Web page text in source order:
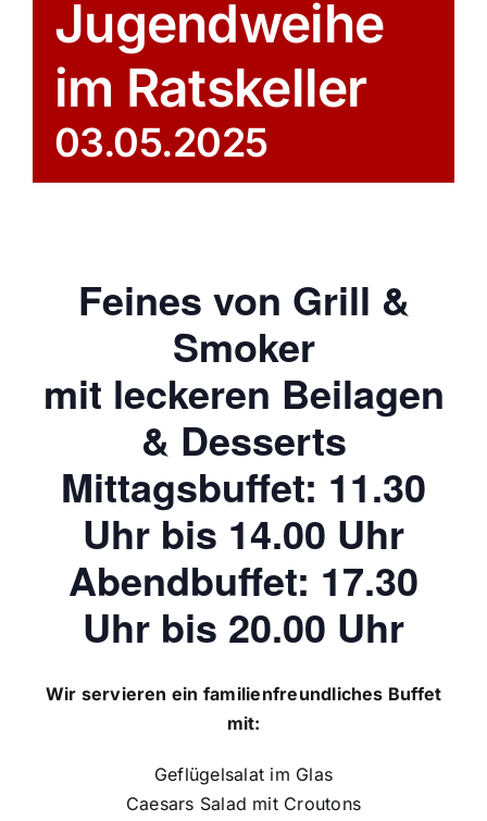
Jugendweihe
im Ratskeller
03.05.2025
Feines von Grill &
Smoker
mit leckeren Beilagen
& Desserts
Mittagsbuffet: 11.30
Uhr bis 14.00 Uhr
Abendbuffet: 17.30
Uhr bis 20.00 Uhr
Wir servieren ein familienfreundliches Buffet
mit:
Geflügelsalat im Glas
Caesars Salad mit Croutons